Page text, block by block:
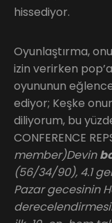
hissediyor.
Oyunlaştırma,
izin verirken
oyununun
ediyor; Keşke
diliyorum, bu
CONFERENCE
member)Devin
(56/34/90), 4.1
Pazar gecesinin